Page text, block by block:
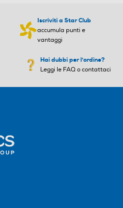
Iscriviti a Star Club
accumula punti e
vantaggi
Hai dubbi per l'ordine?
Leggi le FAQ o contattaci